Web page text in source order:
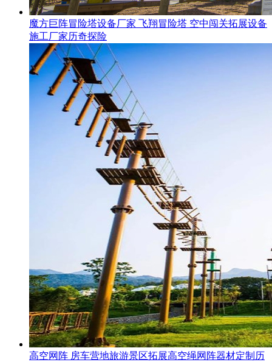
魔方巨阵冒险塔设备厂家 飞翔冒险塔 空中闯关拓展设备
施工厂家历奇探险
高空网阵 房车营地旅游景区拓展高空绳网阵器材定制历